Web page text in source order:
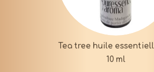
Tea tree huile
10 ml